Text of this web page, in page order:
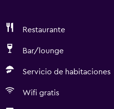
Restaurante
Bar/lounge
Servicio de habitaciones
Wifi gratis